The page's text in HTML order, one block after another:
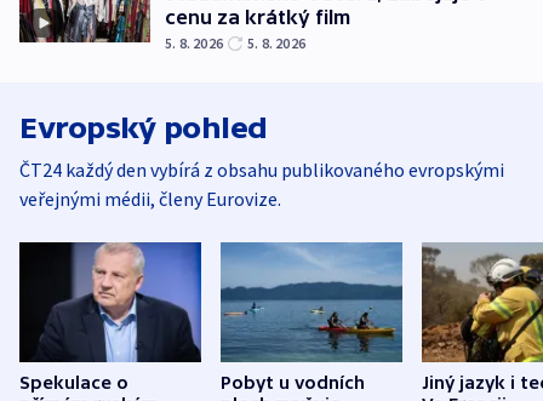
cenu za krátký film
5. 8. 2026 5. 8. 2026
Evropský pohled
ČT24 každý den vybírá z obsahu publikovaného evropskými
veřejnými médii, členy Eurovize.
Spekulace o
Pobyt u vodních
Jiný jazyk i